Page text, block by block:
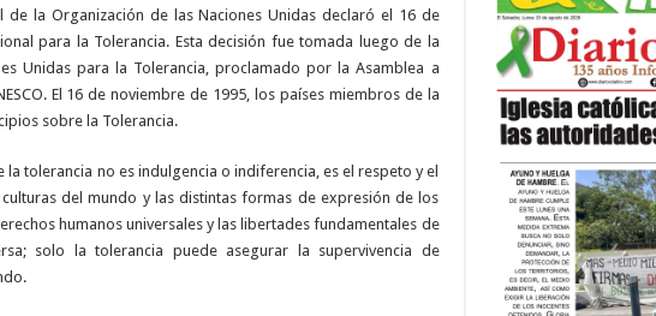
de la Organización de las Naciones Unidas declaró el 16 de
para la Tolerancia. Esta decisión fue tomada luego de la
Unidas para la Tolerancia, proclamado por la Asamblea a
El 16 de noviembre de 1995, los países miembros de la
sobre la Tolerancia.
tolerancia no es indulgencia o indiferencia, es el respeto y el
del mundo y las distintas formas de expresión de los
humanos universales y las libertades fundamentales de
solo la tolerancia puede asegurar la supervivencia de